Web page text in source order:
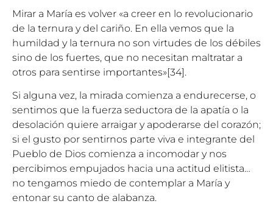
Mirar a María es volver «a creer en lo revolucionario
de la ternura y del cariño. En ella vemos que la
humildad y la ternura no son virtudes de los débiles
sino de los fuertes, que no necesitan maltratar a
otros para sentirse importantes»[34].
Si alguna vez, la mirada comienza a endurecerse, o
sentimos que la fuerza seductora de la apatía o la
desolación quiere arraigar y apoderarse del corazón;
si el gusto por sentirnos parte viva e integrante del
Pueblo de Dios comienza a incomodar y nos
percibimos empujados hacia una actitud elitista…
no tengamos miedo de contemplar a María y
entonar su canto de alabanza.